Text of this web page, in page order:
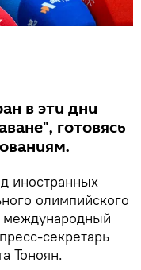
в эти дни
готовясь
иностранных
олимпийского
международный
секретарь
Тоноян.